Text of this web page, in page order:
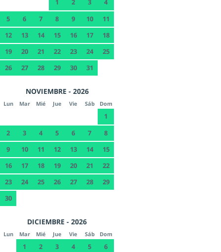
1 2 3
4
5
6 7 8 9 10
11
12
13 14 15 16 17
18
19
20 21 22 23 24
25
26
27 28 29 30 31
NOVIEMBRE - 2026
Lun Mar Mié Jue Vie Sáb Dom
1
2
3 4 5 6 7
8
9
10 11 12 13 14
15
16
17 18 19 20 21
22
23
24 25 26 27 28
29
30
DICIEMBRE - 2026
Lun Mar Mié Jue Vie Sáb Dom
1 2 3 4 5
6